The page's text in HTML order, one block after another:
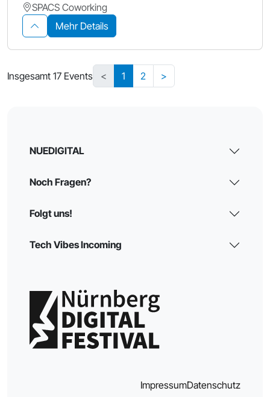
SPACS Coworking
Mehr Details
Insgesamt 17 Events < 1 2 >
NUEDIGITAL
Noch Fragen?
Folgt uns!
Tech Vibes Incoming
ImpressumDatenschutz